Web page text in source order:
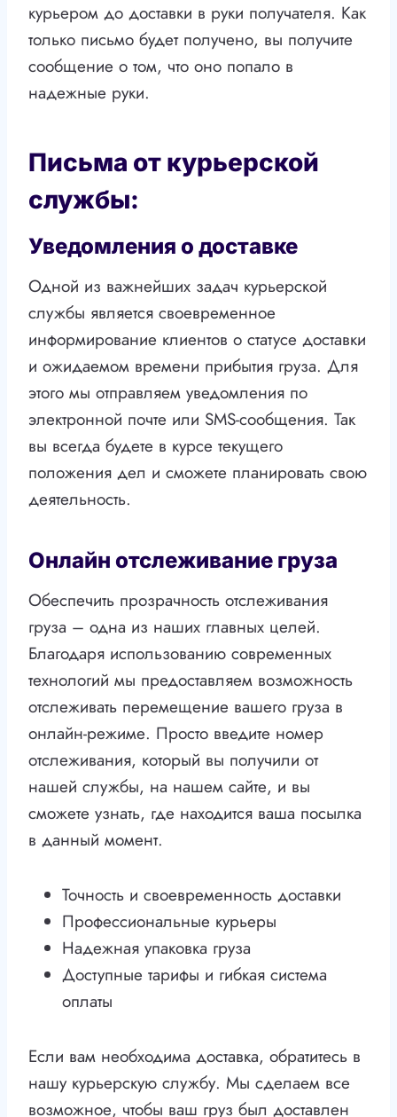
курьером до доставки в руки получателя. Как
только письмо будет получено, вы получите
сообщение о том, что оно попало в
надежные руки.
Письма от курьерской
службы:
Уведомления о доставке
Одной из важнейших задач курьерской
службы является своевременное
информирование клиентов о статусе доставки
и ожидаемом времени прибытия груза. Для
этого мы отправляем уведомления по
электронной почте или SMS-сообщения. Так
вы всегда будете в курсе текущего
положения дел и сможете планировать свою
деятельность.
Онлайн отслеживание груза
Обеспечить прозрачность отслеживания
груза – одна из наших главных целей.
Благодаря использованию современных
технологий мы предоставляем возможность
отслеживать перемещение вашего груза в
онлайн-режиме. Просто введите номер
отслеживания, который вы получили от
нашей службы, на нашем сайте, и вы
сможете узнать, где находится ваша посылка
в данный момент.
Точность и своевременность доставки
Профессиональные курьеры
Надежная упаковка груза
Доступные тарифы и гибкая система
оплаты
Если вам необходима доставка, обратитесь в
нашу курьерскую службу. Мы сделаем все
возможное, чтобы ваш груз был доставлен